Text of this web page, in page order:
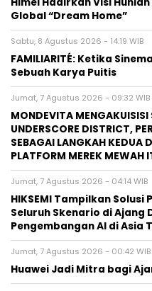
Global “Dream Home”
Sabtu, 8 Agustus 2026 - 14:19 WIB
FAMILIARITÉ: Ketika
Sebuah Karya Puitis
Jumat, 7 Agustus 2026 - 09:32 WIB
MONDEVITA
UNDERSCORE DISTRICT,
SEBAGAI LANGKAH KEDUA
PLATFORM MEREK MEWAH
Jumat, 7 Agustus 2026 - 04:14 WIB
HIKSEMI Tampilkan
Seluruh Skenario di Ajang
Pengembangan AI di Asia
Jumat, 7 Agustus 2026 - 00:42 WIB
Huawei Jadi Mitra bagi